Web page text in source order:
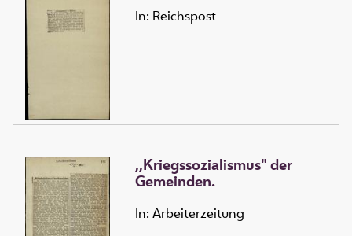
In: Reichspost
,,Kriegssozialismus" der
Gemeinden.
In: Arbeiterzeitung